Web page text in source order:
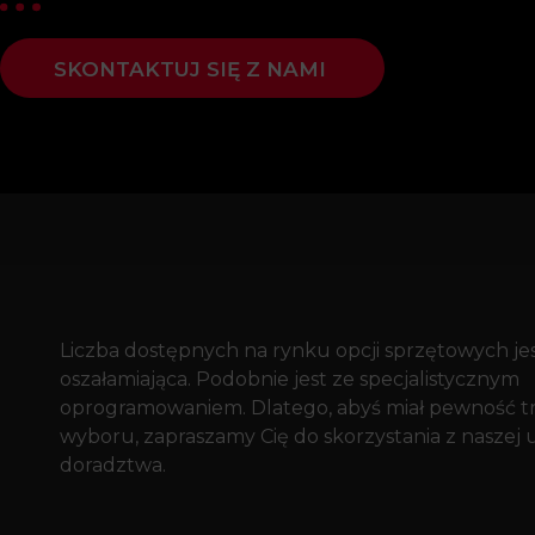
SKONTAKTUJ SIĘ Z NAMI
Liczba dostępnych na rynku opcji sprzętowych
oszałamiająca. Podobnie jest ze specjalistycznym
oprogramowaniem. Dlatego, abyś miał pewność
wyboru, zapraszamy Cię do skorzystania z naszej
doradztwa.